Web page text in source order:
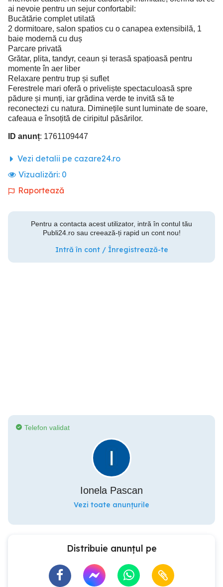
ai nevoie pentru un sejur confortabil:
Bucătărie complet utilată
2 dormitoare, salon spatios cu o canapea extensibilă, 1
baie modernă cu duș
Parcare privată
Grătar, plita, tandyr, ceaun și terasă spațioasă pentru
momente în aer liber
Relaxare pentru trup și suflet
Ferestrele mari oferă o priveliște spectaculoasă spre
pădure și munți, iar grădina verde te invită să te
reconectezi cu natura. Diminețile sunt luminate de soare,
cafeaua e însoțită de ciripitul păsărilor.
ID anunț: 1761109447
Vezi detalii pe cazare24.ro
Vizualizări: 0
Raportează
Pentru a contacta acest utilizator, intră în contul tău
Publi24.ro sau creează-ți rapid un cont nou!
Intră în cont / Înregistrează-te
Telefon validat
Ionela Pascan
Vezi toate anunțurile
Distribuie anunțul pe